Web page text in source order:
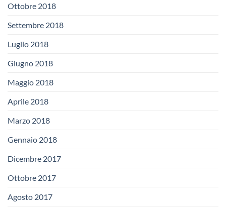
Ottobre 2018
Settembre 2018
Luglio 2018
Giugno 2018
Maggio 2018
Aprile 2018
Marzo 2018
Gennaio 2018
Dicembre 2017
Ottobre 2017
Agosto 2017